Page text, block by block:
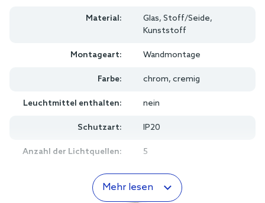
Material:
Glas, Stoff/Seide,
Kunststoff
Montageart: Wandmontage
Farbe: chrom, cremig
Leuchtmittel enthalten: nein
Schutzart: IP20
Anzahl der Lichtquellen: 5
Mehr lesen